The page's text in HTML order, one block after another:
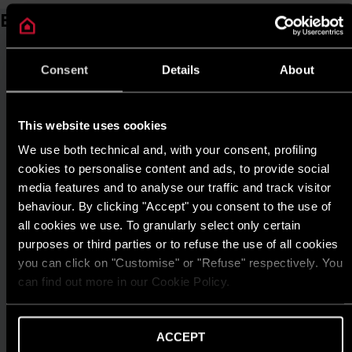
Consent Details About
This website uses cookies
We use both technical and, with your consent, profiling
cookies to personalise content and ads, to provide social
media features and to analyse our traffic and track visitor
behaviour. By clicking "Accept" you consent to the use of
all cookies we use. To granularly select only certain
purposes or third parties or to refuse the use of all cookies
you can click on "Customise" or "Refuse" respectively. You
can find out more in our Cookie Policy.
ACCEPT
Bài viết liên quan